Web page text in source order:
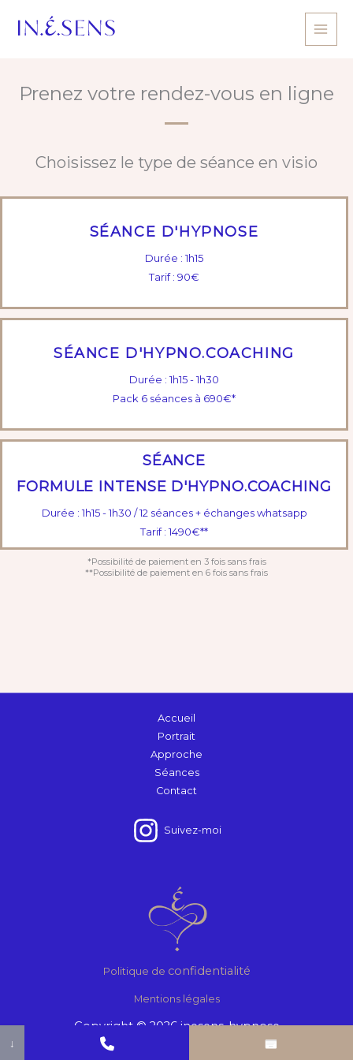
Prenez votre rendez-vous en ligne
Choisissez le type de séance en visio
SÉANCE D'HYPNOSE
Durée : 1h15
Tarif : 90€
SÉANCE D'HYPNO.COACHING
Durée : 1h15 - 1h30
Pack 6 séances à 690€*
SÉANCE
FORMULE INTENSE D'HYPNO.COACHING
Durée : 1h15 - 1h30 / 12 séances + échanges whatsapp
Tarif : 1490€**
*Possibilité de paiement en 3 fois sans frais
**Possibilité de paiement en 6 fois sans frais
Accueil
Portrait
Approche
Séances
Contact
Suivez-moi
Politique de confidentialité
Mentions légales
Copyright © 2026 inesens-hypnose
↓